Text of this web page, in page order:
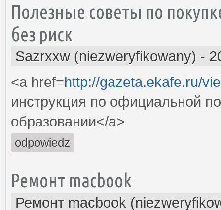
Полезные советы по
без риск
Sazrxxw (niezweryfikowany) -
<a href=http://gazeta.ekafe.ru/
инструкция по официальной
образовании</a>
odpowiedz
Ремонт macbook
Ремонт macbook